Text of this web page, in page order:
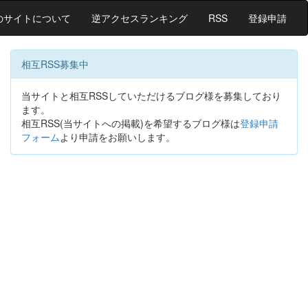
サイトについて 逆アクセスランキング RSS 登録申請
相互RSS募集中
当サイトと相互RSSしていただけるブログ様を募集しており
ます。
相互RSS(当サイトへの掲載)を希望するブログ様は登録申請
フォームより申請をお願いします。